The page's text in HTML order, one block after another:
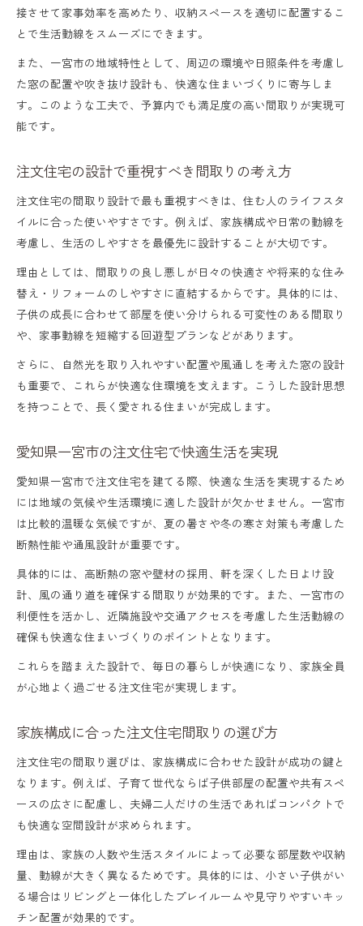
一宮 注文住宅の資金計画で後悔しないポイ
ント
注文住宅の諸費用や土地取得費の賢い考え
方
の理由
施工事例から学ぶ一宮市の注文住宅間取り
アイデア
一宮市で叶える家族に優しい注文住宅の間
取り
おしゃれと機能性を両立した注文住宅の工
夫
一宮市で間取りにこだわる注文住宅の実例
紹介
自由設計の注文住宅で快適な暮らしを実現
注文住宅の自由設計で叶う理想の住まい方
イント
ZEHや省エネ重視の注文住宅間取りアイデア
家事ラクを実現する自由設計の工夫とは
家族の成長に合わせる注文住宅プランの選
び方
一宮市で後悔しない注文住宅の選び方
注文住宅の業者選びで失敗しないポイント
一宮市の工務店とハウスメーカー比較のコ
口コミやランキングで選ぶ注文住宅会社の
見極め方
家族に合う注文住宅プランの見つけ方
一宮市で安心できる注文住宅業者の特徴
注文住宅でおしゃれな間取りを楽しむヒント
注文住宅で叶えるおしゃれな間取り事例紹
介
接させて家事効率を高めたり、収納スペースを適切に配置するこ
とで生活動線をスムーズにできます。
また、一宮市の地域特性として、周辺の環境や日照条件を考慮し
た窓の配置や吹き抜け設計も、快適な住まいづくりに寄与しま
す。このような工夫で、予算内でも満足度の高い間取りが実現可
能です。
注文住宅の設計で重視すべき間取りの考え方
注文住宅の間取り設計で最も重視すべきは、住む人のライフスタ
イルに合った使いやすさです。例えば、家族構成や日常の動線を
考慮し、生活のしやすさを最優先に設計することが大切です。
理由としては、間取りの良し悪しが日々の快適さや将来的な住み
替え・リフォームのしやすさに直結するからです。具体的には、
子供の成長に合わせて部屋を使い分けられる可変性のある間取り
や、家事動線を短縮する回遊型プランなどがあります。
さらに、自然光を取り入れやすい配置や風通しを考えた窓の設計
も重要で、これらが快適な住環境を支えます。こうした設計思想
を持つことで、長く愛される住まいが完成します。
愛知県一宮市の注文住宅で快適生活を実現
愛知県一宮市で注文住宅を建てる際、快適な生活を実現するため
には地域の気候や生活環境に適した設計が欠かせません。一宮市
は比較的温暖な気候ですが、夏の暑さや冬の寒さ対策も考慮した
断熱性能や通風設計が重要です。
具体的には、高断熱の窓や壁材の採用、軒を深くした日よけ設
計、風の通り道を確保する間取りが効果的です。また、一宮市の
利便性を活かし、近隣施設や交通アクセスを考慮した生活動線の
確保も快適な住まいづくりのポイントとなります。
これらを踏まえた設計で、毎日の暮らしが快適になり、家族全員
が心地よく過ごせる注文住宅が実現します。
家族構成に合った注文住宅間取りの選び方
注文住宅の間取り選びは、家族構成に合わせた設計が成功の鍵と
なります。例えば、子育て世代ならば子供部屋の配置や共有スペ
ースの広さに配慮し、夫婦二人だけの生活であればコンパクトで
も快適な空間設計が求められます。
理由は、家族の人数や生活スタイルによって必要な部屋数や収納
量、動線が大きく異なるためです。具体的には、小さい子供がい
る場合はリビングと一体化したプレイルームや見守りやすいキッ
チン配置が効果的です。